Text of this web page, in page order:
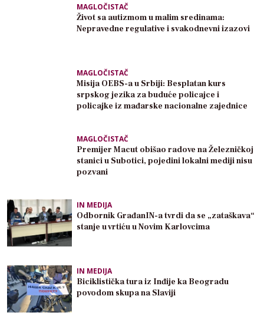
MAGLOČISTAČ
Život sa autizmom u malim sredinama:
Nepravedne regulative i svakodnevni izazovi
MAGLOČISTAČ
Misija OEBS-a u Srbiji: Besplatan kurs
srpskog jezika za buduće policajce i
policajke iz mađarske nacionalne zajednice
MAGLOČISTAČ
Premijer Macut obišao radove na Železničkoj
stanici u Subotici, pojedini lokalni mediji nisu
pozvani
IN MEDIJA
Odbornik GrađanIN-a tvrdi da se „zataškava“
stanje u vrtiću u Novim Karlovcima
IN MEDIJA
Biciklistička tura iz Inđije ka Beogradu
povodom skupa na Slaviji